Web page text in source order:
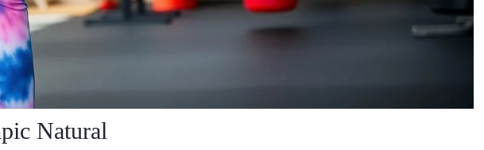
Natural